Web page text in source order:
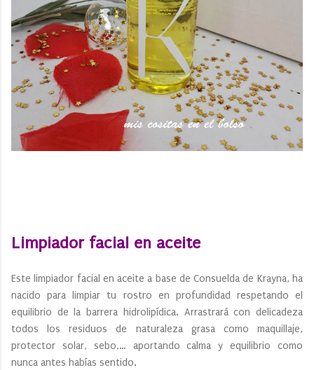
Limpiador facial en aceite
Este limpiador facial en aceite a base de Consuelda de Krayna, ha
nacido para limpiar tu rostro en profundidad respetando el
equilibrio de la barrera hidrolipídica. Arrastrará con delicadeza
todos los residuos de naturaleza grasa como maquillaje,
protector solar, sebo,… aportando calma y equilibrio como
nunca antes habías sentido.